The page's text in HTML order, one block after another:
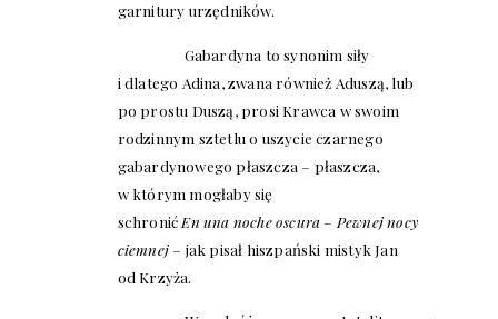
garnitury urzędników.
Gabardyna to synonim siły
i dlatego Adina, zwana również Aduszą, lub
po prostu Duszą, prosi Krawca w swoim
rodzinnym sztetlu o uszycie czarnego
gabardynowego płaszcza – płaszcza,
w którym mogłaby się
schronić En una noche oscura– Pewnej nocy
ciemnej– jak pisał hiszpański mistyk Jan
od Krzyża.